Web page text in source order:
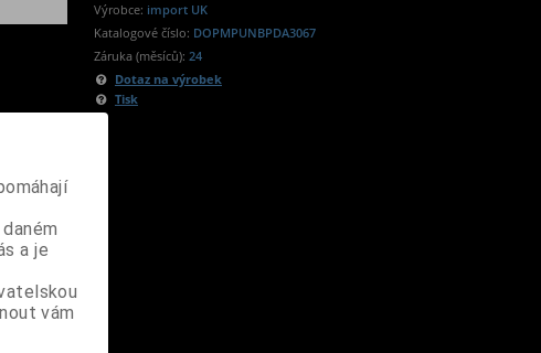
Výrobce: import UK
Katalogové číslo: DOPMPUNBPDA3067
Záruka (měsíců): 24
Dotaz na výrobek
Tisk
a je
vám